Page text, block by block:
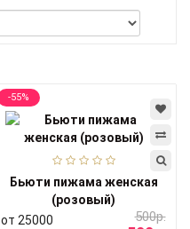
-55%
Бьюти пижама женская
(розовый)
от 25000
500р.